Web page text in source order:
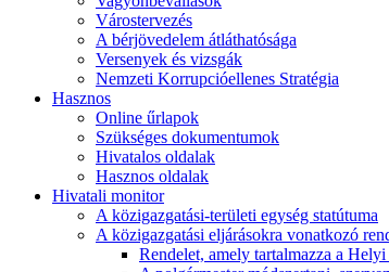
Várostervezés
A bérjövedelem átláthatósága
Versenyek és vizsgák
Nemzeti Korrupcióellenes Stratégia
Hasznos
Online űrlapok
Szükséges dokumentumok
Hivatalos oldalak
Hasznos oldalak
Hivatali monitor
A közigazgatási-területi egység statútuma
A közigazgatási eljárásokra vonatkozó
Rendelet, amely tartalmazza a